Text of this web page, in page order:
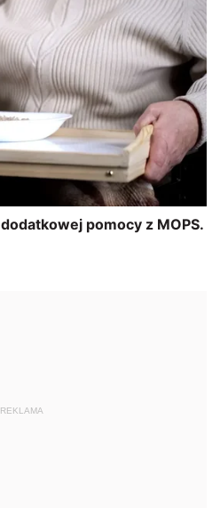
REKLAMA